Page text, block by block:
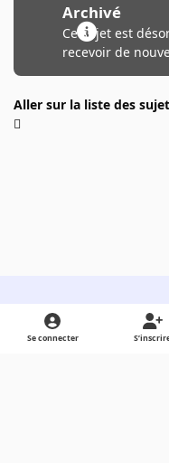
Archivé
Ce sujet est
recevoir de
Aller sur la liste des
Light ModeDark ModeSystem Preference
Se connecter